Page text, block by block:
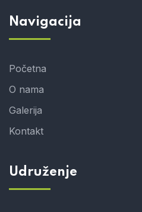
Navigacija
Početna
O nama
Galerija
Kontakt
Udruženje